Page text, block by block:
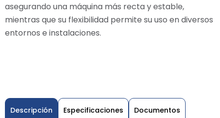
asegurando una máquina más recta y estable,
mientras que su flexibilidad permite su uso en diversos
entornos e instalaciones.
Descripción Especificaciones Documentos